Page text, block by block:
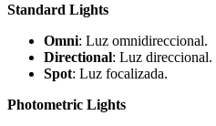
Standard Lights
Omni: Luz omnidireccional.
Directional: Luz direccional.
Spot: Luz focalizada.
Photometric Lights